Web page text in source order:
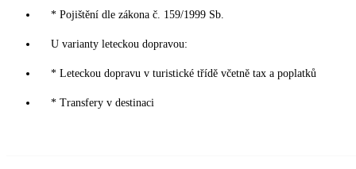
* Pojištění dle zákona č. 159/1999 Sb.
U varianty leteckou dopravou:
* Leteckou dopravu v turistické třídě včetně tax a poplatků
* Transfery v destinaci